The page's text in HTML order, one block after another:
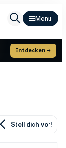
Entdecken →
Stell dich vor!